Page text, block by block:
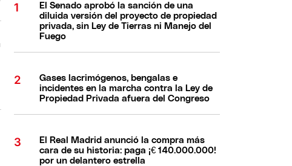
El Senado aprobó la sanción de una
diluida versión del proyecto de propiedad
privada, sin Ley de Tierras ni Manejo del
Fuego
Gases lacrimógenos, bengalas e
incidentes en la marcha contra la Ley de
Propiedad Privada afuera del Congreso
El Real Madrid anunció la compra más
cara de su historia: paga ¡€ 140.000.000!
por un delantero estrella